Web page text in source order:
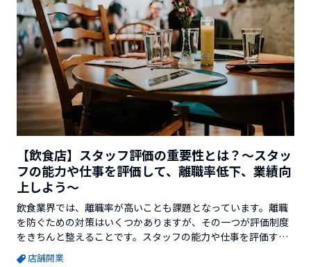
【飲食店】スタッフ評価の重要性とは？～スタッ
フの能力や仕事を評価して、離職率低下、業績向
上しよう～
飲食業界では、離職率が高いことも課題となっています。離職
を防ぐための対策はいくつかありますが、その一つが評価制度
をきちんと整えることです。スタッフの能力や仕事を評価する
ことは、モチベーションを保つ上で大変重要になってきます。
店舗開業